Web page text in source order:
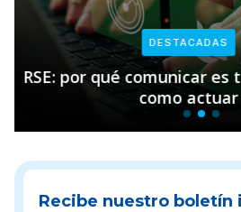
Empresas y
Recibe nuestro